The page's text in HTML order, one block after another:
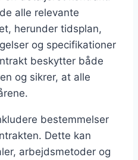
alle relevante
herunder tidsplan,
og specifikationer
beskytter både
og sikrer, at alle
bestemmelser
Dette kan
arbejdsmetoder og